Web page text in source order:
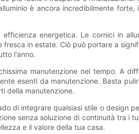
è ancora incredibilmente
energetica. Le cornici in
in estate. Ciò può portare a
l'anno.
manutenzione nel tempo. A
esenti da manutenzione. Basta
della manutenzione.
di integrare qualsiasi stile o design
senza soluzione di continuità tra
e il valore della tua casa.